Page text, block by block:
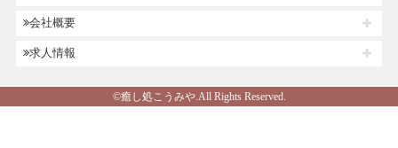
会社概要
求人情報
©癒し処こうみや.All Rights Reserved.